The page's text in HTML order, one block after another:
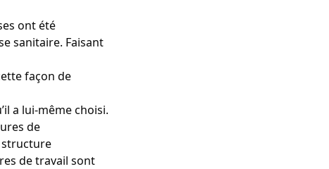
ont été
sanitaire. Faisant
façon de
a lui-même choisi.
de
structure
de travail sont